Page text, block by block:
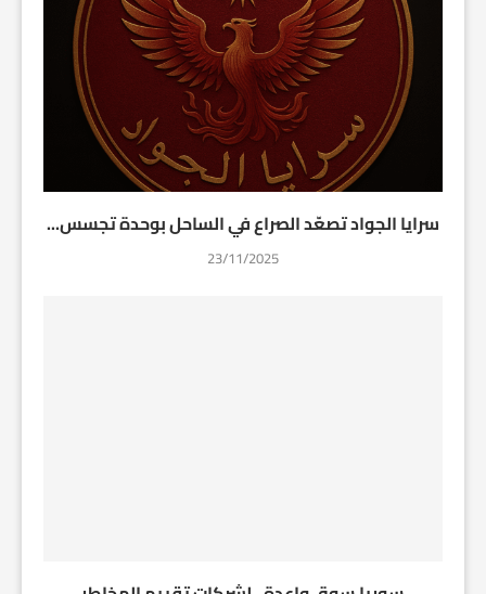
سرايا الجواد تصعّد الصراع في الساحل بوحدة تجسس...
23/11/2025